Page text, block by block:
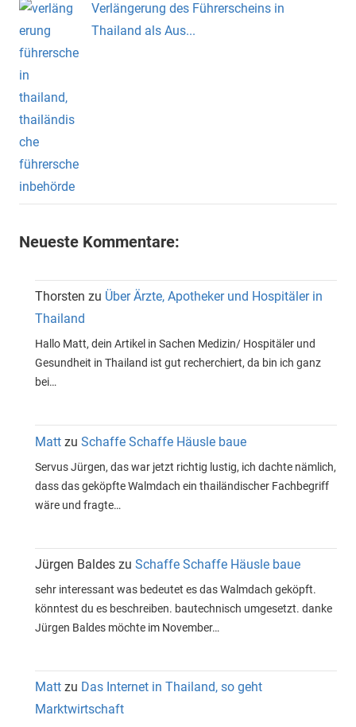
Verlängerung des Führerscheins in
Thailand als Aus...
Neueste Kommentare:
Thorsten zu Über Ärzte, Apotheker und Hospitäler in
Thailand
Hallo Matt, dein Artikel in Sachen Medizin/ Hospitäler und
Gesundheit in Thailand ist gut recherchiert, da bin ich ganz
bei…
Matt zu Schaffe Schaffe Häusle baue
Servus Jürgen, das war jetzt richtig lustig, ich dachte nämlich,
dass das geköpfte Walmdach ein thailändischer Fachbegriff
wäre und fragte…
Jürgen Baldes zu Schaffe Schaffe Häusle baue
sehr interessant was bedeutet es das Walmdach geköpft.
könntest du es beschreiben. bautechnisch umgesetzt. danke
Jürgen Baldes möchte im November…
Matt zu Das Internet in Thailand, so geht
Marktwirtschaft